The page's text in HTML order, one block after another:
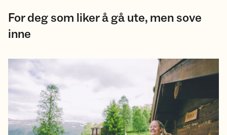
For deg som liker å gå ute, men sove
inne